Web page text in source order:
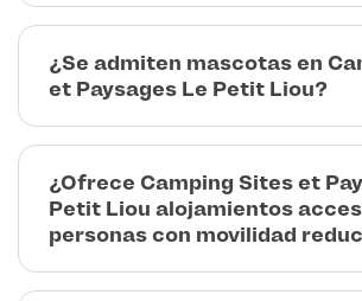
¿Se admiten mascotas en
et Paysages Le Petit Liou?
¿Ofrece Camping Sites et
Petit Liou alojamientos
personas con movilidad